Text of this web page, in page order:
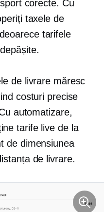
corecte. Cu
taxele de
tarifele
de livrare măresc
costuri precise
automatizare,
tarife live de la
de dimensiunea
de livrare.